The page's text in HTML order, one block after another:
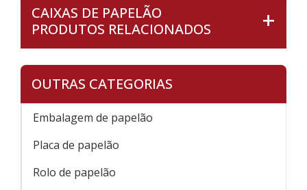
CAIXAS DE PAPELÃO
PRODUTOS RELACIONADOS
OUTRAS CATEGORIAS
Embalagem de papelão
Placa de papelão
Rolo de papelão